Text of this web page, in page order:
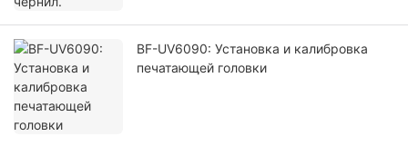
BF-UV6090: Установка и калибровка
печатающей головки